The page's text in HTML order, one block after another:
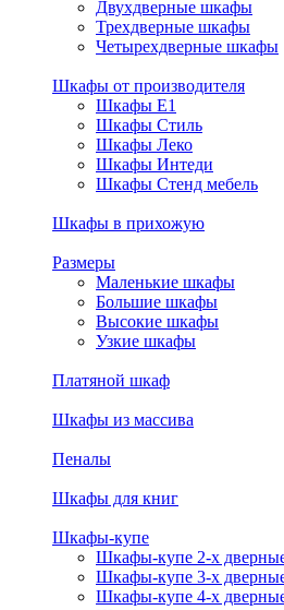
Двухдверные шкафы
Трехдверные шкафы
Четырехдверные шкафы
Шкафы от производителя
Шкафы E1
Шкафы Стиль
Шкафы Леко
Шкафы Интеди
Шкафы Стенд мебель
Шкафы в прихожую
Размеры
Маленькие шкафы
Большие шкафы
Высокие шкафы
Узкие шкафы
Платяной шкаф
Шкафы из массива
Пеналы
Шкафы для книг
Шкафы-купе
Шкафы-купе 2-х
Шкафы-купе 3-х
Шкафы-купе 4-х